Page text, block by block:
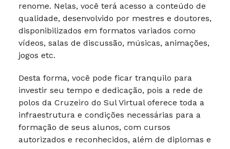
renome. Nelas, você terá acesso a conteúdo de
qualidade, desenvolvido por mestres e doutores,
disponibilizados em formatos variados como
vídeos, salas de discussão, músicas, animações,
jogos etc.
Desta forma, você pode ficar tranquilo para
investir seu tempo e dedicação, pois a rede de
polos da Cruzeiro do Sul Virtual oferece toda a
infraestrutura e condições necessárias para a
formação de seus alunos, com cursos
autorizados e reconhecidos, além de diplomas e